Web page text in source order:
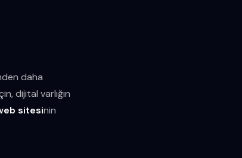
daha
dijital varlığın
sitesinin